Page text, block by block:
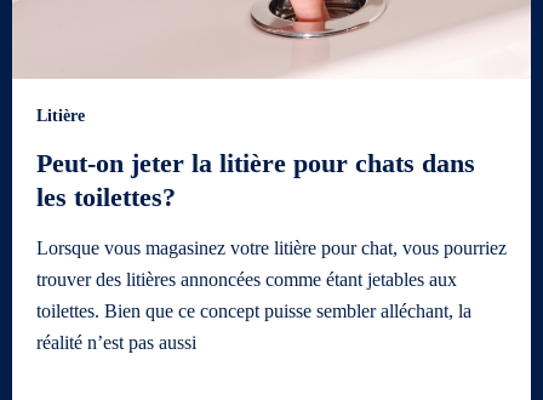
Litière
Peut-on jeter la litière pour chats dans
les toilettes?
Lorsque vous magasinez votre litière pour chat, vous pourriez
trouver des litières annoncées comme étant jetables aux
toilettes. Bien que ce concept puisse sembler alléchant, la
réalité n’est pas aussi